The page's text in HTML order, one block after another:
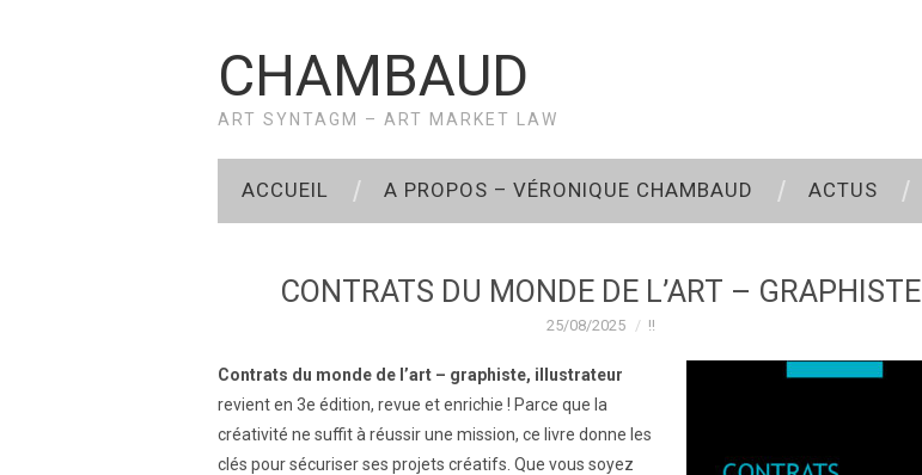
CHAMBAUD
ART SYNTAGM – ART MARKET LAW
ACCUEIL A PROPOS – VÉRONIQUE CHAMBAUD ACTUS
CONTRATS DU MONDE DE L’ART – GRAPHISTE
25/08/2025 !!
Contrats du monde de l’art – graphiste, illustrateur
revient en 3e édition, revue et enrichie ! Parce que la
créativité ne suffit à réussir une mission, ce livre donne les
clés pour sécuriser ses projets créatifs. Que vous soyez